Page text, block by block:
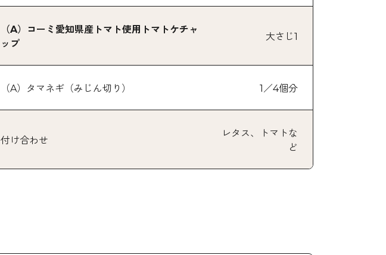
（A）コーミ愛知県産トマト使用トマトケチャ
ップ
大さじ1
（A）タマネギ（みじん切り） 1／4個分
付け合わせ
レタス、トマトな
ど